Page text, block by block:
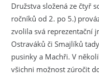
Družstva složená ze čtyř
ročníků od 2. po 5.)
zvolila svá reprezentační
Ostraváků či Smajlíků
pusinky a Machři. V
všichni možnost zúročit